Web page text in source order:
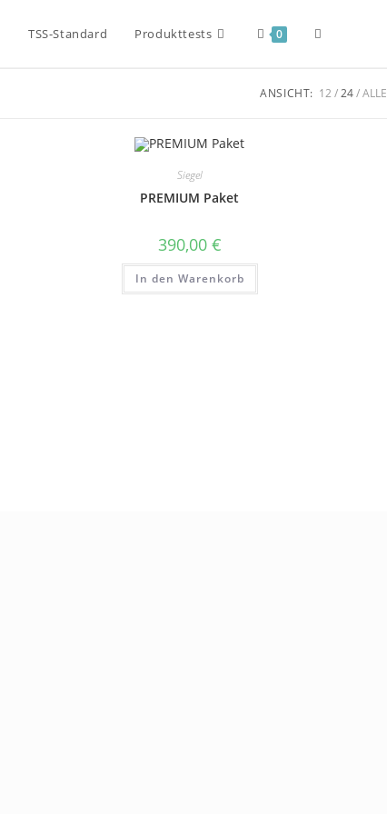
TSS-Standard Produkttests 0
ANSICHT: 12 24 ALLE
Siegel
PREMIUM Paket
390,00 €
In den Warenkorb